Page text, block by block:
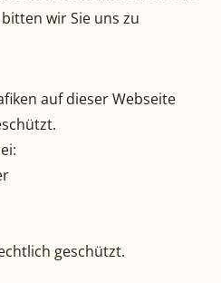
wir Sie uns zu
auf dieser Webseite
geschützt.